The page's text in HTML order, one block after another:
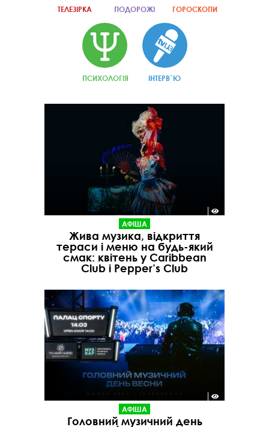
ТЕЛЕЗІРКА ПОДОРОЖІ ГОРОСКОПИ
ПСИХОЛОГІЯ ІНТЕРВ`Ю
АФІША
Жива музика, відкриття
тераси і меню на будь-який
смак: квітень у Caribbean
Club і Pepper’s Club
АФІША
Головний музичний день